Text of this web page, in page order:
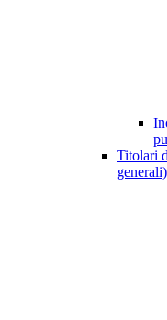
Titolari
generali)